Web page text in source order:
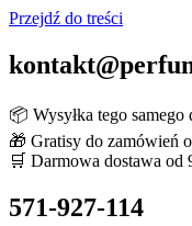
Przejdź do treści
📦 Wysyłka tego
🎁 Gratisy do zamówień
🛒 Darmowa dostawa od
571-927-114